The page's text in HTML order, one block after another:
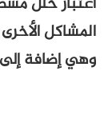
إلا هزات
إلى ما تقدم: